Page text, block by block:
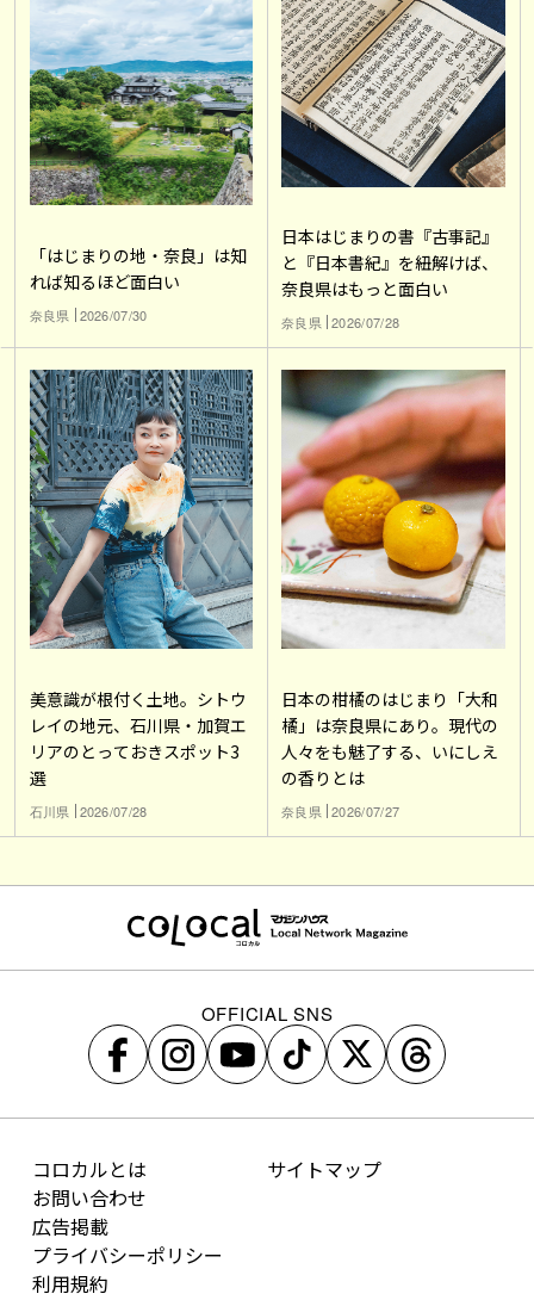
「はじまりの地・奈良」は知
れば知るほど面白い
奈良県 2026/07/30
日本はじまりの書『古事記』
と『日本書紀』を紐解けば、
奈良県はもっと面白い
奈良県 2026/07/28
美意識が根付く土地。シトウ
レイの地元、石川県・加賀エ
リアのとっておきスポット3
選
石川県 2026/07/28
日本の柑橘のはじまり「大和
橘」は奈良県にあり。現代の
人々をも魅了する、いにしえ
の香りとは
奈良県 2026/07/27
OFFICIAL SNS
コロカルとは
お問い合わせ
広告掲載
プライバシーポリシー
利用規約
サイトマップ